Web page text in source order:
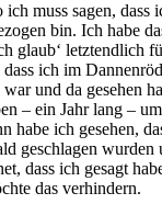
ich muss sagen, dass
bin. Ich habe
glaub‘ letztendlich
ich im
und da gesehen
– ein Jahr lang –
habe ich gesehen,
geschlagen wurden
dass ich gesagt
das verhindern.